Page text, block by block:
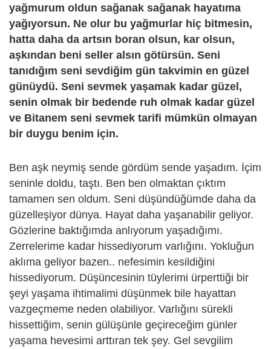
yağmurum oldun sağanak sağanak hayatıma
yağıyorsun. Ne olur bu yağmurlar hiç bitmesin,
hatta daha da artsın boran olsun, kar olsun,
aşkından beni seller alsın götürsün. Seni
tanıdığım seni sevdiğim gün takvimin en güzel
günüydü. Seni sevmek yaşamak kadar güzel,
senin olmak bir bedende ruh olmak kadar güzel
ve Bitanem seni sevmek tarifi mümkün olmayan
bir duygu benim için.
Ben aşk neymiş sende gördüm sende yaşadım. İçim
seninle doldu, taştı. Ben ben olmaktan çıktım
tamamen sen oldum. Seni düşündüğümde daha da
güzelleşiyor dünya. Hayat daha yaşanabilir geliyor.
Gözlerine baktığımda anlıyorum yaşadığımı.
Zerrelerime kadar hissediyorum varlığını. Yokluğun
aklıma geliyor bazen.. nefesimin kesildiğini
hissediyorum. Düşüncesinin tüylerimi ürperttiği bir
şeyi yaşama ihtimalimi düşünmek bile hayattan
vazgeçmeme neden olabiliyor. Varlığını sürekli
hissettiğim, senin gülüşünle geçireceğim günler
yaşama hevesimi arttıran tek şey. Gel sevgilim